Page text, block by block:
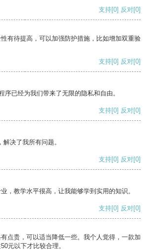
支持[0] 反对[0]
有待提高，可以加强防护措施，比如增加双重验
支持[0] 反对[0]
序已经为我们带来了无限的隐私和自由。
支持[0] 反对[0]
决了我所有问题。
支持[0] 反对[0]
，教学水平很高，让我能够学到实用的知识。
支持[0] 反对[0]
点贵，可以适当降低一些。我个人觉得，一款加
元以下才比较合理。